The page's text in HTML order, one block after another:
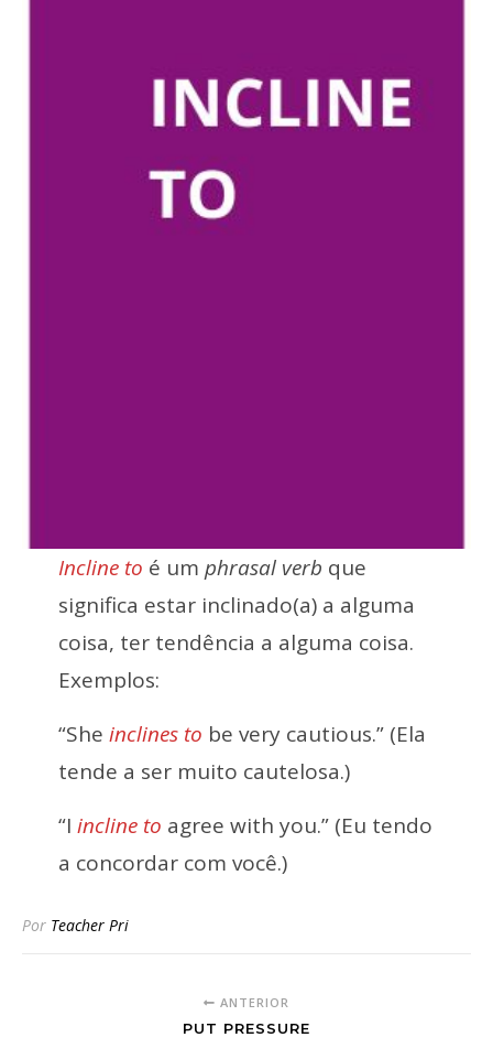
Incline to é um phrasal verb que
significa estar inclinado(a) a alguma
coisa, ter tendência a alguma coisa.
Exemplos:
“She inclines to be very cautious.” (Ela
tende a ser muito cautelosa.)
“I incline to agree with you.” (Eu tendo
a concordar com você.)
Por Teacher Pri
ANTERIOR
PUT PRESSURE